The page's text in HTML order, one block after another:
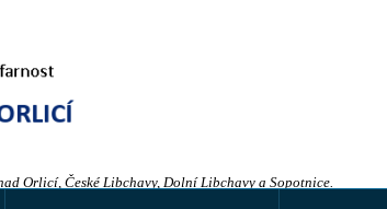
Orlicí, České Libchavy, Dolní Libchavy a Sopotnice.